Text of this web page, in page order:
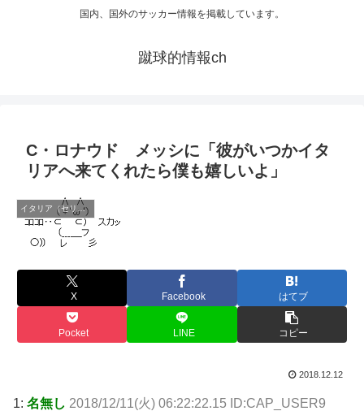
国内、国外のサッカー情報を掲載しています。
蹴球的情報ch
C・ロナウド メッシに「彼がいつかイタ
リアへ来てくれたら僕も嬉しいよ」
イタリア（セリエA）
X Facebook はてブ
Pocket LINE コピー
2018.12.12
1: 名無し 2018/12/11(火) 06:22:22.15 ID:CAP_USER9